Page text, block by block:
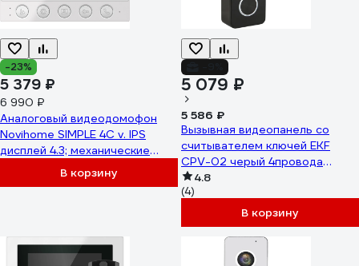
-23%
5 379 ₽
6 990 ₽
Аналоговый видеодомофон
Novihome SIMPLE 4C v. IPS
дисплей 4.3; механические
кнопки; Поддержка: 2
вызывные панели, 1
В корзину
5 079 ₽
5 586 ₽
Вызывная видеопанель со
считывателем ключей EKF
CPV-02 черый 4провода
1000TVL IP65 int-cpv-02
4.8
(4)
В корзину